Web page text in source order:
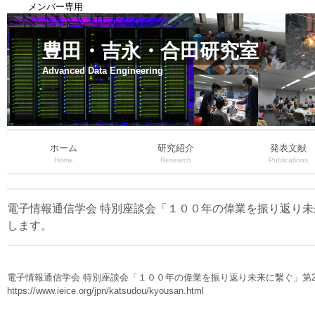
メンバー専用
豊田・吉永・合田研究室
Advanced Data Engineering
ホーム
Home
研究紹介
Research
発表文献
Publications
電子情報通信学会 特別座談会「１００年の偉業を振り返り
します。
電子情報通信学会 特別座談会「１００年の偉業を振り返り未来に繋ぐ
https://www.ieice.org/jpn/katsudou/kyousan.html